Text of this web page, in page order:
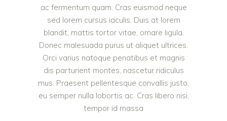
ac fermentum quam. Cras euismod neque
sed lorem cursus iaculis. Duis at lorem
blandit, mattis tortor vitae, ornare ligula.
Donec malesuada purus ut aliquet ultrices.
Orci varius natoque penatibus et magnis
dis parturient montes, nascetur ridiculus
mus. Praesent pellentesque convallis justo,
eu semper nulla lobortis ac. Cras libero nisi,
tempor id massa